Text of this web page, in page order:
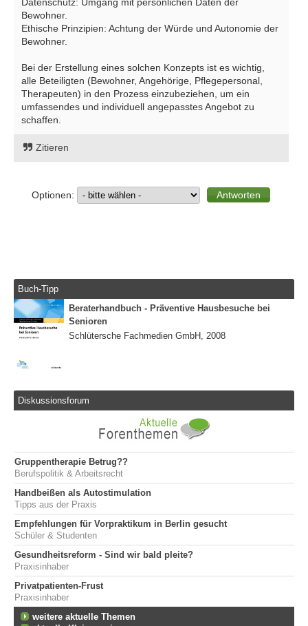
Bewohner.
Ethische Prinzipien: Achtung der Würde und Autonomie der
Bewohner.
Bei der Erstellung eines solchen Konzepts ist es wichtig,
alle Beteiligten (Bewohner, Angehörige, Pflegepersonal,
Therapeuten) in den Prozess einzubeziehen, um ein
umfassendes und individuell angepasstes Angebot zu
schaffen.
Zitieren
Optionen:
Buch-Tipp
Beraterhandbuch - Präventive Hausbesuche bei
Senioren
Schlütersche Fachmedien GmbH, 2008
Diskussionsforum
Gruppentherapie Betrug??
Berufspolitik & Arbeitsrecht
Handbeißen als Autostimulation
Tipps aus der Praxis
Empfehlungen für Vorpraktikum in Berlin gesucht
Schüler & Studenten
Gesundheitsreform - Sind wir bald pleite?
Praxisinhaber
Privatpatienten-Frust
Praxisinhaber
weitere aktuelle Themen